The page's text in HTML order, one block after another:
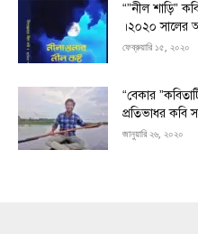
“”নীল শাড়ি”
।২০২০ সালের
ফেব্রুয়ারি ১৫, ২০২০
“বেকার
প্রতিভাধর কবি
জানুয়ারি ২৬, ২০২০